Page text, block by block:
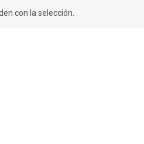
con la selección.